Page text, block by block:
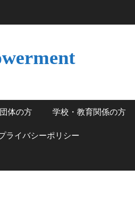
体の方 学校・教育関係の方
ライバシーポリシー